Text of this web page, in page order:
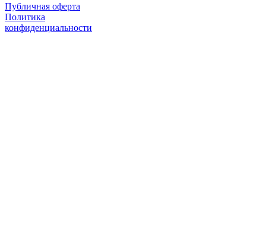
Публичная оферта
Политика
конфиденциальности